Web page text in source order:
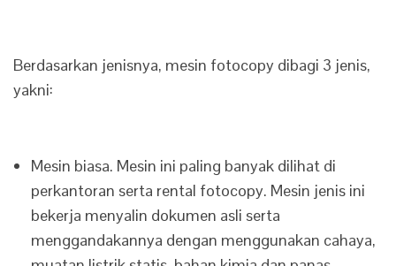
Berdasarkan jenisnya, mesin fotocopy dibagi 3 jenis,
yakni:
Mesin biasa. Mesin ini paling banyak dilihat di
perkantoran serta rental fotocopy. Mesin jenis ini
bekerja menyalin dokumen asli serta
menggandakannya dengan menggunakan cahaya,